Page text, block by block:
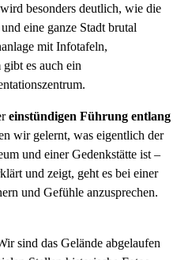
besonders deutlich, wie die
eine ganze Stadt brutal
mit Infotafeln,
es auch ein
einstündigen Führung entlang
wir gelernt, was eigentlich der
und einer Gedenkstätte ist –
und zeigt, geht es bei einer
und Gefühle anzusprechen.
sind das Gelände abgelaufen